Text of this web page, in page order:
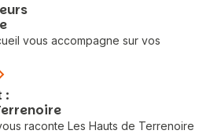
vous accompagne sur vos
:
raconte Les Hauts de Terrenoire